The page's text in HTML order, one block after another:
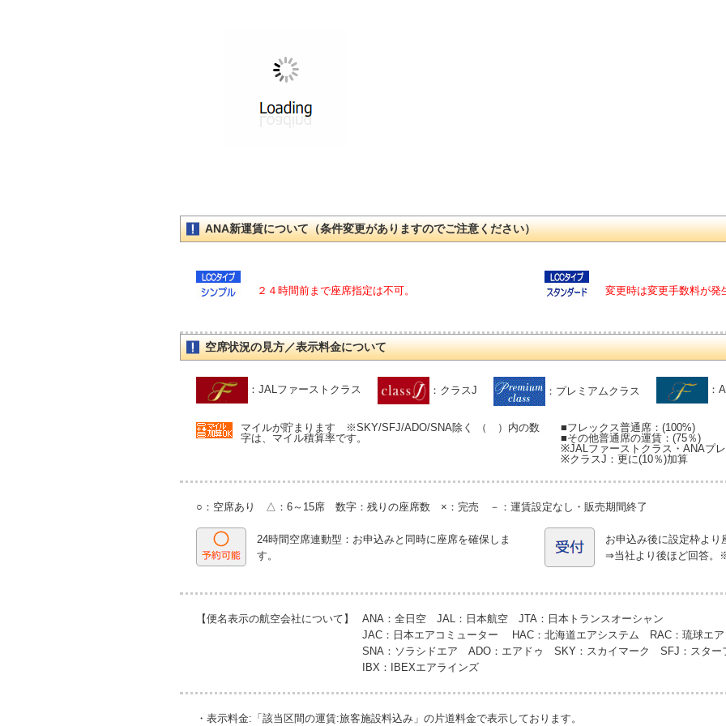
ANA新運賃について（条件変更がありますのでご注意ください）
２４時間前まで座席指定は不可。 変更時は変更手数料が発
空席状況の見方／表示料金について
：JALファーストクラス ：クラスJ ：プレミアムクラス ：
マイルが貯まります ※SKY/SFJ/ADO/SNA除く （ ）内の数
字は、マイル積算率です。
■フレックス普通席：(100%)
■その他普通席の運賃：(75％)
※JALファーストクラス・ANAプ
※クラスJ：更に(10％)加算
○：空席あり △：6～15席 数字：残りの座席数 ×：完売 －：運賃設定なし・販売期間終了
24時間空席連動型：お申込みと同時に座席を確保しま
す。
お申込み後に設定枠より
⇒当社より後ほど回答。
【便名表示の航空会社について】
ANA：全日空 JAL：日本航空 JTA：日本トランスオーシャン
JAC：日本エアコミューター HAC：北海道エアシステム RAC：琉球エア
SNA：ソラシドエア ADO：エアドゥ SKY：スカイマーク SFJ：スター
IBX：IBEXエアラインズ
・表示料金:「該当区間の運賃:旅客施設料込み」の片道料金で表示しております。